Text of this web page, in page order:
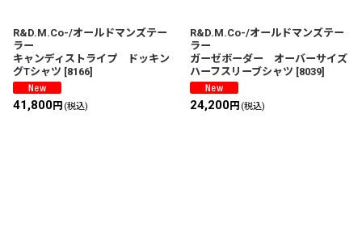
R&D.M.Co-/オールドマンズテー
ラー
キャンディストライプ ドッキン
グTシャツ [8166]
41,800円 (税込)
R&D.M.Co-/オールドマンズテー
ラー
ガーゼボーダー オーバーサイズ
ハーフスリーブシャツ [8039]
24,200円 (税込)